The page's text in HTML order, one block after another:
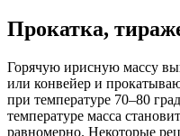
Прокатка,
Горячую ирисную массу
или конвейер и
при температуре 70–80
температуре масса
равномерно. Некоторые